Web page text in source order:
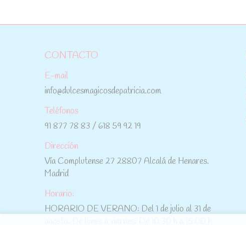
CONTACTO
E-mail
info@dulcesmagicosdepatricia.com
Teléfonos
91 877 78 83 / 618 59 92 19
Dirección
Vía Complutense 27 28807 Alcalá de Henares.
Madrid
Horario:
HORARIO DE VERANO: Del 1 de julio al 31 de